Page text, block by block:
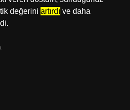
değerini artırdı ve daha